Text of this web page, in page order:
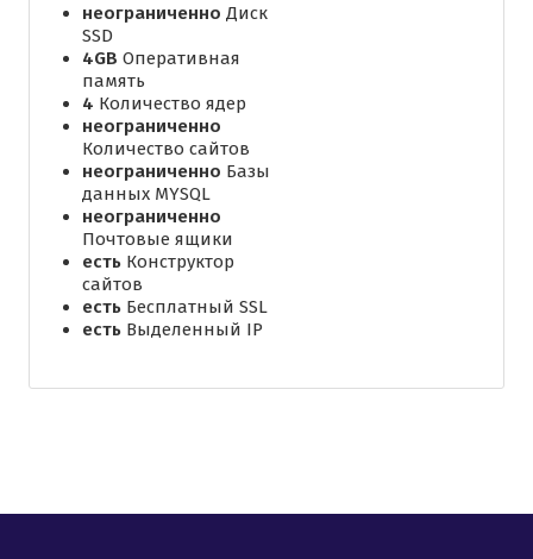
неограниченно Диск
SSD
4GB Оперативная
память
4 Количество ядер
неограниченно
Количество сайтов
неограниченно Базы
данных MYSQL
неограниченно
Почтовые ящики
есть Конструктор
сайтов
есть Бесплатный SSL
есть Выделенный IP